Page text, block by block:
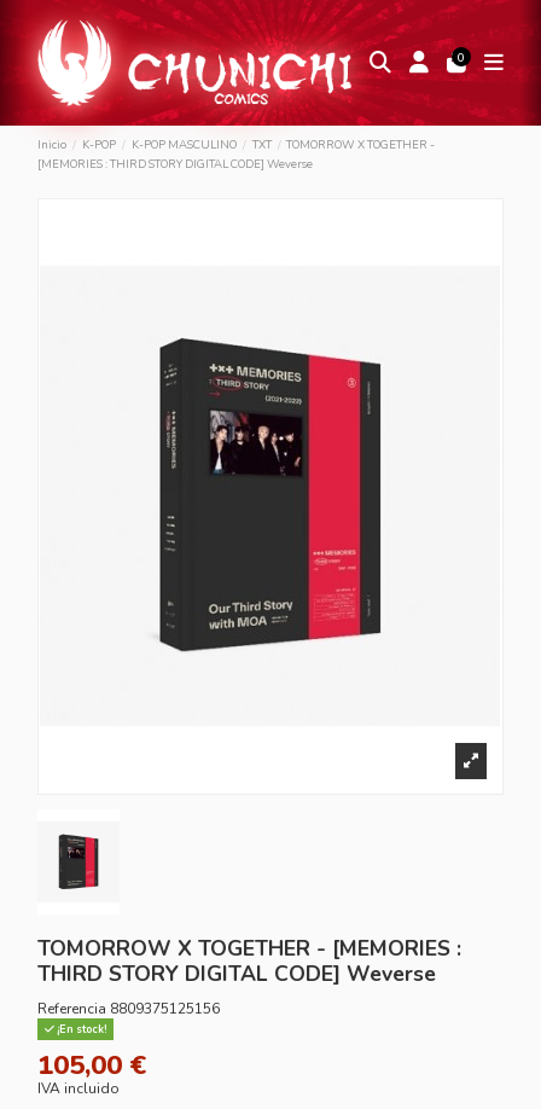
0
Inicio K-POP K-POP MASCULINO TXT
TOMORROW X TOGETHER -
[MEMORIES : THIRD STORY DIGITAL CODE] Weverse
TOMORROW X TOGETHER - [MEMORIES :
THIRD STORY DIGITAL CODE] Weverse
Referencia 8809375125156
¡En stock!
105,00 €
IVA incluido